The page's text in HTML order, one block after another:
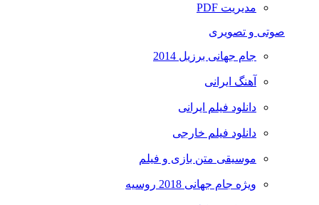
مدیریت PDF
صوتی و تصویری
جام جهانی برزیل 2014
آهنگ ایرانی
دانلود فیلم ایرانی
دانلود فیلم خارجی
موسیقی متن بازی و فیلم
ویژه جام جهانی 2018 روسیه